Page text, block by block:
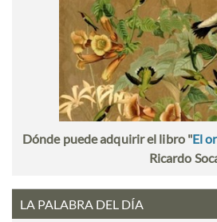
Dónde puede adquirir el libro "El
Ricardo
LA PALABRA DEL DÍA